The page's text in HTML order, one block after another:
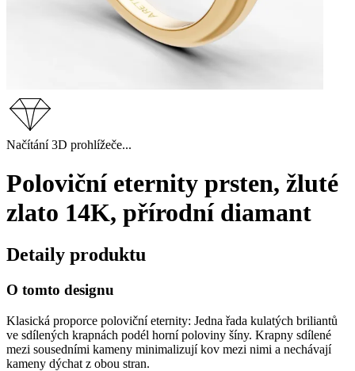
Načítání 3D prohlížeče...
Poloviční eternity prsten, žluté
zlato 14K, přírodní diamant
Detaily produktu
O tomto designu
Klasická proporce poloviční eternity: Jedna řada kulatých briliantů
ve sdílených krapnách podél horní poloviny šíny. Krapny sdílené
mezi sousedními kameny minimalizují kov mezi nimi a nechávají
kameny dýchat z obou stran.